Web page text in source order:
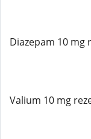
Diazepam 10 mg
Valium 10 mg